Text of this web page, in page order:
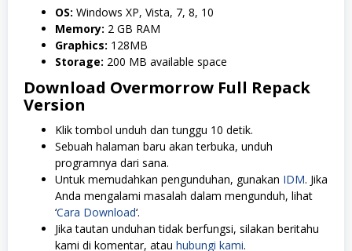
OS: Windows XP, Vista, 7, 8, 10
Memory: 2 GB RAM
Graphics: 128MB
Storage: 200 MB available space
Download Overmorrow Full Repack
Version
Klik tombol unduh dan tunggu 10 detik.
Sebuah halaman baru akan terbuka, unduh
programnya dari sana.
Untuk memudahkan pengunduhan, gunakan IDM. Jika
Anda mengalami masalah dalam mengunduh, lihat
‘Cara Download‘.
Jika tautan unduhan tidak berfungsi, silakan beritahu
kami di komentar, atau hubungi kami.